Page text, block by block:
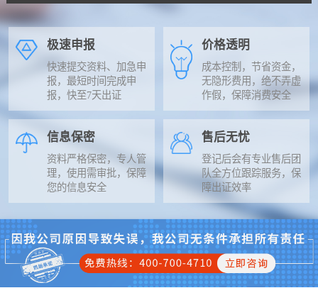
极速申报
快速提交资料、加急申
报，最短时间完成申
报，快至7天出证
价格透明
成本控制，节省资金，
无隐形费用，绝不弄虚
作假，保障消费安全
信息保密
资料严格保密，专人管
理，使用需审批，保障
您的信息安全
售后无忧
登记后会有专业售后团
队全方位跟踪服务，保
障出证效率